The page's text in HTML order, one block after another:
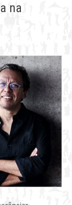
na